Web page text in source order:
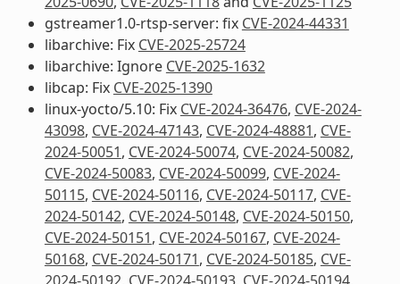
gstreamer1.0-rtsp-server: fix CVE-2024-44331
libarchive: Fix CVE-2025-25724
libarchive: Ignore CVE-2025-1632
libcap: Fix CVE-2025-1390
linux-yocto/5.10: Fix CVE-2024-36476, CVE-2024-
43098, CVE-2024-47143, CVE-2024-48881, CVE-
2024-50051, CVE-2024-50074, CVE-2024-50082,
CVE-2024-50083, CVE-2024-50099, CVE-2024-
50115, CVE-2024-50116, CVE-2024-50117, CVE-
2024-50142, CVE-2024-50148, CVE-2024-50150,
CVE-2024-50151, CVE-2024-50167, CVE-2024-
50168, CVE-2024-50171, CVE-2024-50185, CVE-
2024-50192, CVE-2024-50193, CVE-2024-50194,